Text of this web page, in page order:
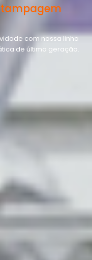
com nossa linha
de última geração.